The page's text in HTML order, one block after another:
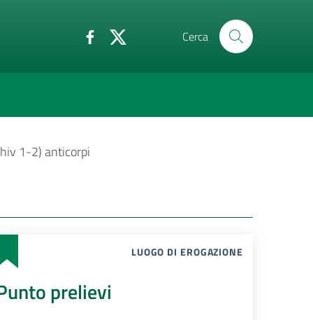
Cerca
1-2) anticorpi
LUOGO DI EROGAZIONE
prelievi